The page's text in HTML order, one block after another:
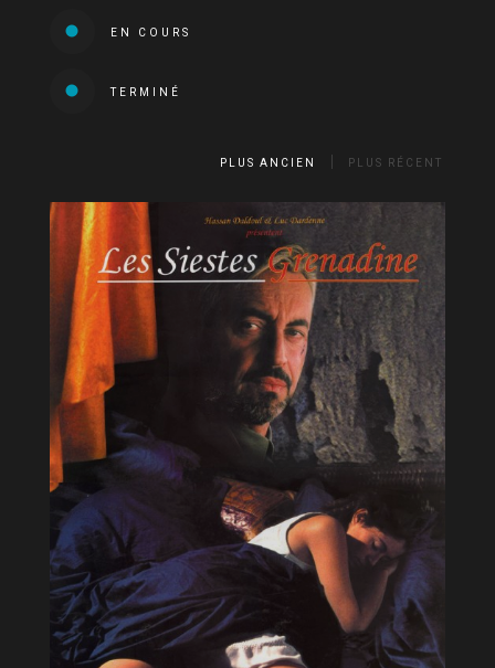
EN COURS
TERMINÉ
PLUS ANCIEN PLUS RÉCENT